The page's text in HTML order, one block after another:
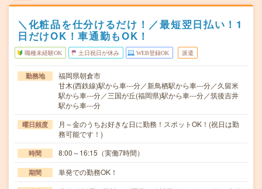
＼化粧品を仕分けるだけ！／最短翌日払い！1
日だけOK！車通勤もOK！
職種未経験OK 土日祝日が休み WEB登録OK 派遣
勤務地
福岡県朝倉市
甘木(西鉄線)駅から車---分／新鳥栖駅から車---分／久留米
駅から車---分／三国が丘(福岡県)駅から車---分／筑後吉井
駅から車---分
曜日頻度
月～金のうちお好きな日に勤務！スポットOK！(祝日は勤
務可能です！)
時間 8:00～16:15（実働7時間）
期間 単発での勤務OK！